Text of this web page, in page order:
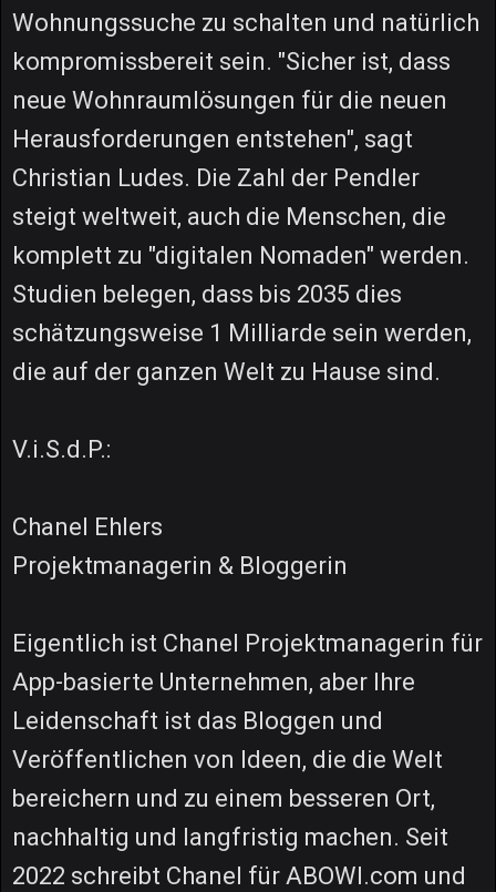
Wohnungssuche zu schalten und natürlich
kompromissbereit sein. "Sicher ist, dass
neue Wohnraumlösungen für die neuen
Herausforderungen entstehen", sagt
Christian Ludes. Die Zahl der Pendler
steigt weltweit, auch die Menschen, die
komplett zu "digitalen Nomaden" werden.
Studien belegen, dass bis 2035 dies
schätzungsweise 1 Milliarde sein werden,
die auf der ganzen Welt zu Hause sind.
V.i.S.d.P.:
Chanel Ehlers
Projektmanagerin & Bloggerin
Eigentlich ist Chanel Projektmanagerin für
App-basierte Unternehmen, aber Ihre
Leidenschaft ist das Bloggen und
Veröffentlichen von Ideen, die die Welt
bereichern und zu einem besseren Ort,
nachhaltig und langfristig machen. Seit
2022 schreibt Chanel für ABOWI.com und